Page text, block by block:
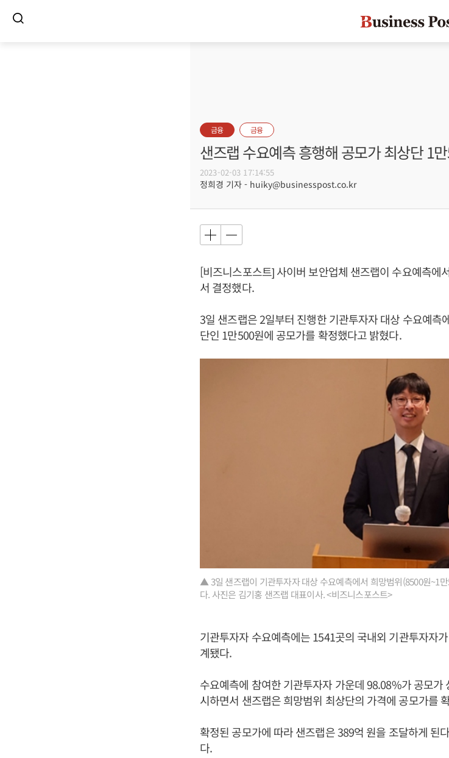
금융 금융
샌즈랩 수요예측 흥행해 공모가 최상단 1
2023-02-03 17:14:55
정희경 기자 - huiky@businesspost.co.kr
[비즈니스포스트] 사이버 보안업체 샌즈랩이 수요예측에
서 결정했다.
3일 샌즈랩은 2일부터 진행한 기관투자자 대상 수요예측
단인 1만500원에 공모가를 확정했다고 밝혔다.
▲ 3일 샌즈랩이 기관투자자 대상 수요예측에서 희망범위(8500원~1
다. 사진은 김기홍 샌즈랩 대표이사. <비즈니스포스트>
기관투자자 수요예측에는 1541곳의 국내외 기관투자자
계됐다.
수요예측에 참여한 기관투자자 가운데 98.08%가 공모가
시하면서 샌즈랩은 희망범위 최상단의 가격에 공모가를
확정된 공모가에 따라 샌즈랩은 389억 원을 조달하게 된
다.